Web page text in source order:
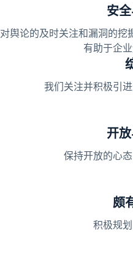
安
对舆论的及时关注和漏洞的挖
有助于企业
我们关注并积极引
开
保持开放的心
颇
积极规